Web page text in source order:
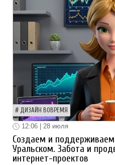
ДИЗАЙН ВОВРЕМЯ
12:06 | 28 июля
Создаем и
Уральском. Забота и
интернет-проектов